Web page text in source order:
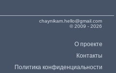
chaynikam.hello@gmail.com
© 2009 - 2026
О проекте
Контакты
Политика конфиденциальности